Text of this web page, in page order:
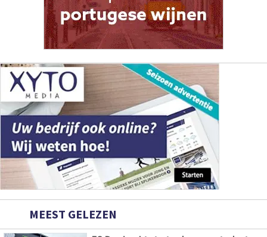
MEEST GELEZEN